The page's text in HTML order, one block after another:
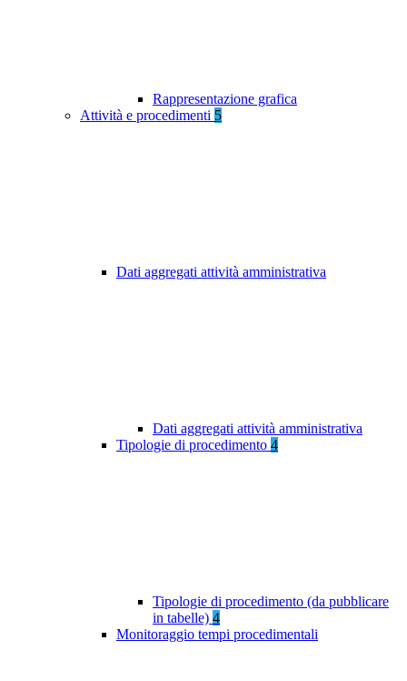
Rappresentazione grafica
Attività e procedimenti 5
Dati aggregati attività amministrativa
Dati aggregati attività amministrativa
Tipologie di procedimento 4
Tipologie di procedimento (da pubblicare
in tabelle) 4
Monitoraggio tempi procedimentali